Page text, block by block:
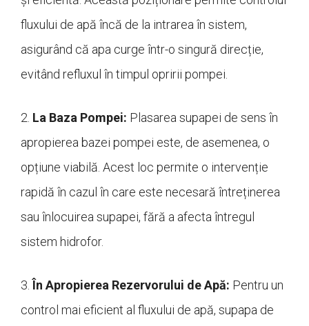
fluxului de apă încă de la intrarea în sistem,
asigurând că apa curge într-o singură direcție,
evitând refluxul în timpul opririi pompei.
2. La Baza Pompei: Plasarea supapei de sens în
apropierea bazei pompei este, de asemenea, o
opțiune viabilă. Acest loc permite o intervenție
rapidă în cazul în care este necesară întreținerea
sau înlocuirea supapei, fără a afecta întregul
sistem hidrofor.
3.În Apropierea Rezervorului de Apă: Pentru un
control mai eficient al fluxului de apă, supapa de